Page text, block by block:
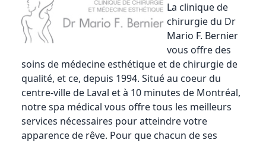
La clinique de
chirurgie du Dr
Mario F. Bernier
vous offre des
soins de médecine esthétique et de chirurgie de
qualité, et ce, depuis 1994. Situé au coeur du
centre-ville de Laval et à 10 minutes de Montréal,
notre spa médical vous offre tous les meilleurs
services nécessaires pour atteindre votre
apparence de rêve. Pour que chacun de ses